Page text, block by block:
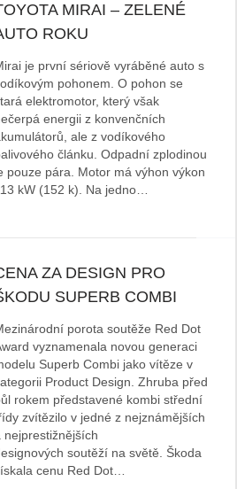
MIRAI – ZELENÉ
ROKU
je první sériově vyráběné auto s
pohonem. O pohon se
elektromotor, který však
energii z konvenčních
ale z vodíkového
článku. Odpadní zplodinou
pouze pára. Motor má výhon výkon
kW (152 k). Na jedno…
ZA DESIGN PRO
SUPERB COMBI
porota soutěže Red Dot
vyznamenala novou generaci
Superb Combi jako vítěze v
Product Design. Zhruba před
rokem představené kombi střední
zvítězilo v jedné z nejznámějších
nejprestižnějších
soutěží na světě. Škoda
cenu Red Dot…